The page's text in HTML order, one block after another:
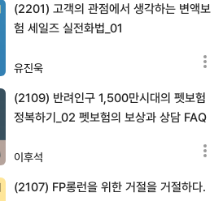
(2201) 고객의 관점에서 생각하는 변액보
험 세일즈 실전화법_01
유진욱
(2109) 반려인구 1,500만시대의 펫보험
정복하기_02 펫보험의 보상과 상담 FAQ
이후석
(2107) FP롱런을 위한 거절을 거절하다.